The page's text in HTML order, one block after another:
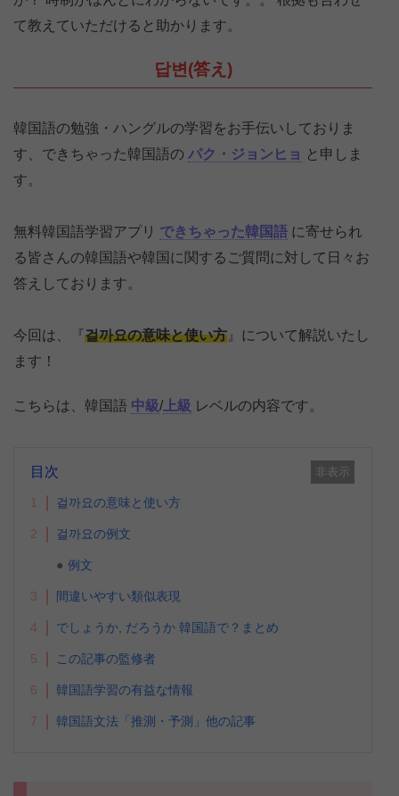
て教えていただけると助かります。
답변(答え)
韓国語の勉強・ハングルの学習をお手伝いしておりま
す、できちゃった韓国語の パク・ジョンヒョ と申しま
す。
無料韓国語学習アプリ できちゃった韓国語 に寄せられ
る皆さんの韓国語や韓国に関するご質問に対して日々お
答えしております。
今回は、『걸까요の意味と使い方 』について解説いたし
ます！
こちらは、韓国語 中級/ 上級 レベルの内容です。
目次 非表示
1 걸까요の意味と使い方
2 걸까요の例文
例文
3 間違いやすい類似表現
4 でしょうか, だろうか 韓国語で？まとめ
5 この記事の監修者
6 韓国語学習の有益な情報
7 韓国語文法「推測・予測」他の記事